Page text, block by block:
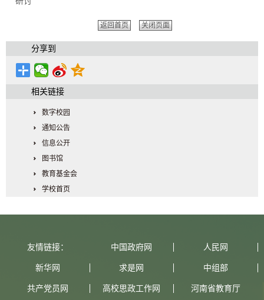
返回首页 关闭页面
分享到
相关链接
数字校园
通知公告
信息公开
图书馆
教育基金会
学校首页
友情链接： 中国政府网 人民网
新华网 求是网 中组部
共产党员网 高校思政工作网 河南省教育厅